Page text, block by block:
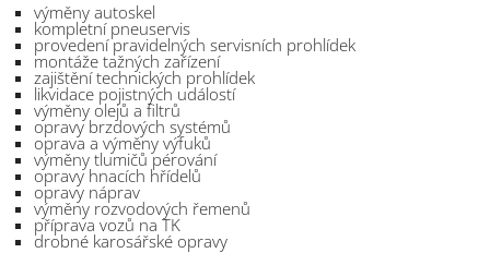
výměny autoskel
kompletní pneuservis
provedení pravidelných servisních prohlídek
montáže tažných zařízení
zajištění technických prohlídek
likvidace pojistných událostí
výměny olejů a filtrů
opravy brzdových systémů
oprava a výměny výfuků
výměny tlumičů pérování
opravy hnacích hřídelů
opravy náprav
výměny rozvodových řemenů
příprava vozů na TK
drobné karosářské opravy